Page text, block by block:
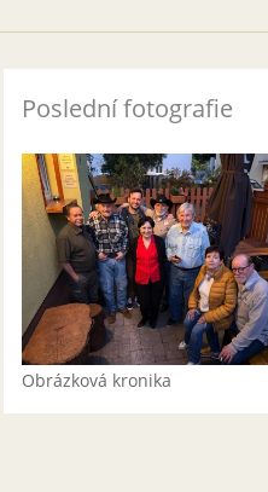
Poslední fotografie
Obrázková kronika